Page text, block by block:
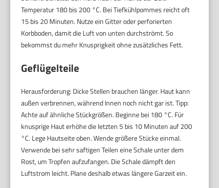
Temperatur 180 bis 200 °C. Bei Tiefkühlpommes reicht oft
15 bis 20 Minuten. Nutze ein Gitter oder perforierten
Korbboden, damit die Luft von unten durchströmt. So
bekommst du mehr Knusprigkeit ohne zusätzliches Fett.
Geflügelteile
Herausforderung: Dicke Stellen brauchen länger. Haut kann
außen verbrennen, während Innen noch nicht gar ist. Tipp:
Achte auf ähnliche Stückgrößen. Beginne bei 180 °C. Für
knusprige Haut erhöhe die letzten 5 bis 10 Minuten auf 200
°C. Lege Hautseite oben. Wende größere Stücke einmal.
Verwende bei sehr saftigen Teilen eine Schale unter dem
Rost, um Tropfen aufzufangen. Die Schale dämpft den
Luftstrom leicht. Plane deshalb etwas längere Garzeit ein.